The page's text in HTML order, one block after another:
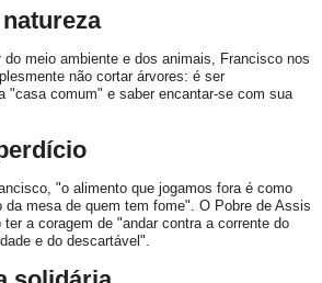
do meio ambiente e dos animais, Francisco nos
não cortar árvores: é ser
"casa comum" e saber encantar-se com sua
"o alimento que jogamos fora é como
mesa de quem tem fome". O Pobre de Assis
a coragem de "andar contra a corrente do
e do descartável".